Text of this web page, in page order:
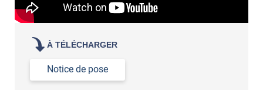
À TÉLÉCHARGER
Notice de pose